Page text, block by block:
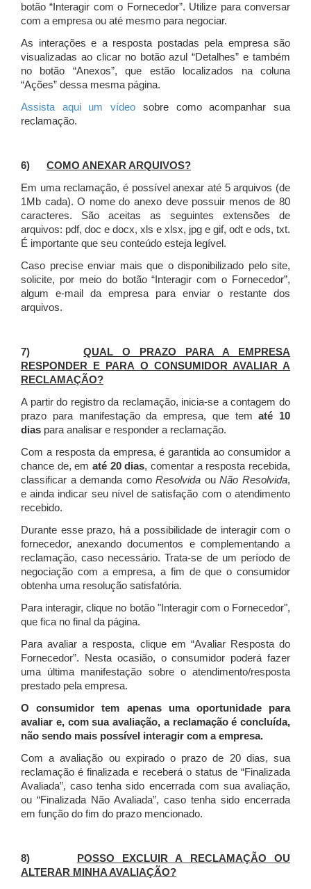
botão “Interagir com o Fornecedor”. Utilize para conversar
com a empresa ou até mesmo para negociar.
As interações e a resposta postadas pela empresa são
visualizadas ao clicar no botão azul “Detalhes” e também
no botão “Anexos”, que estão localizados na coluna
“Ações” dessa mesma página.
Assista aqui um vídeo sobre como acompanhar sua
reclamação.
6) COMO ANEXAR ARQUIVOS?
Em uma reclamação, é possível anexar até 5 arquivos (de
1Mb cada). O nome do anexo deve possuir menos de 80
caracteres. São aceitas as seguintes extensões de
arquivos: pdf, doc e docx, xls e xlsx, jpg e gif, odt e ods, txt.
É importante que seu conteúdo esteja legível.
Caso precise enviar mais que o disponibilizado pelo site,
solicite, por meio do botão “Interagir com o Fornecedor”,
algum e-mail da empresa para enviar o restante dos
arquivos.
7)QUAL O PRAZO PARA A EMPRESA
RESPONDER E PARA O CONSUMIDOR AVALIAR A
RECLAMAÇÃO?
A partir do registro da reclamação, inicia-se a contagem do
prazo para manifestação da empresa, que tematé 10
dias para analisar e responder a reclamação.
Com a resposta da empresa, é garantida ao consumidor a
chance de, em até 20 dias, comentar a resposta recebida,
classificar a demanda comoResolvida ouNão Resolvida,
e ainda indicar seu nível de satisfação com o atendimento
recebido.
Durante esse prazo, há a possibilidade de interagir com o
fornecedor, anexando documentos e complementando a
reclamação, caso necessário.Trata-se de um período de
negociação com a empresa, a fim de que o consumidor
obtenha uma resolução satisfatória.
Para interagir, clique no botão "Interagir com o Fornecedor",
que fica no final da página.
Para avaliar a resposta, clique em “Avaliar Resposta do
Fornecedor”. Nesta ocasião, o consumidor poderá fazer
uma última manifestação sobre o atendimento/resposta
prestado pela empresa.
O consumidor tem apenas uma oportunidade para
avaliar e, com sua avaliação, a reclamação é concluída,
não sendo mais possível interagir com a empresa.
Com a avaliação ou expirado o prazo de 20 dias, sua
reclamação é finalizada e receberá o status de “Finalizada
Avaliada”, caso tenha sido encerrada com sua avaliação,
ou “Finalizada Não Avaliada”, caso tenha sido encerrada
em função do fim do prazo mencionado.
8)
POSSO EXCLUIR A RECLAMAÇÃO OU
ALTERAR MINHA AVALIAÇÃO?